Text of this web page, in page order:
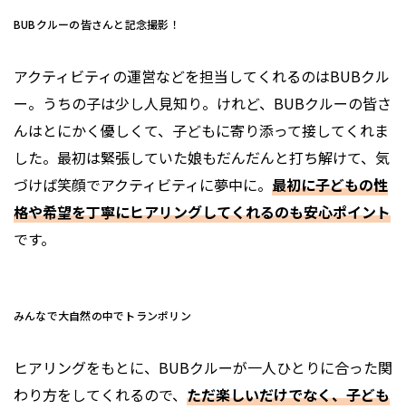
BUBクルーの皆さんと記念撮影！
アクティビティの運営などを担当してくれるのはBUBクル
ー。うちの子は少し人見知り。けれど、BUBクルーの皆さ
んはとにかく優しくて、子どもに寄り添って接してくれま
した。最初は緊張していた娘もだんだんと打ち解けて、気
づけば笑顔でアクティビティに夢中に。 最初に子どもの性
格や希望を丁寧にヒアリングしてくれるのも安心ポイント
です。
みんなで大自然の中でトランポリン
ヒアリングをもとに、BUBクルーが一人ひとりに合った関
わり方をしてくれるので、 ただ楽しいだけでなく、子ども